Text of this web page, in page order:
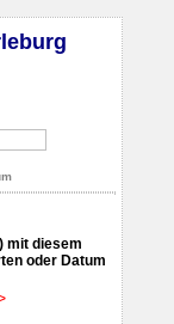
mit diesem
oder Datum